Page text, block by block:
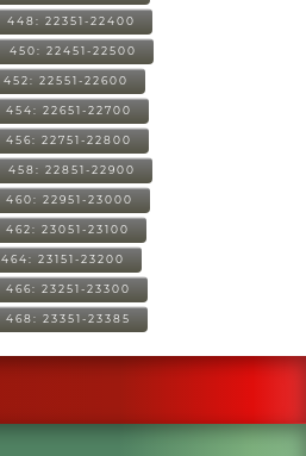
448: 22351-22400
450: 22451-22500
452: 22551-22600
454: 22651-22700
456: 22751-22800
458: 22851-22900
460: 22951-23000
462: 23051-23100
464: 23151-23200
466: 23251-23300
468: 23351-23385